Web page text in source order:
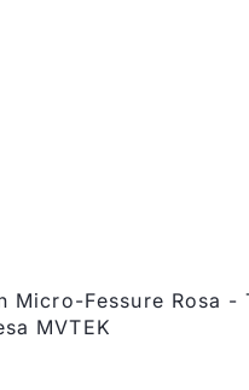
Micro-Fessure Rosa -
MVTEK